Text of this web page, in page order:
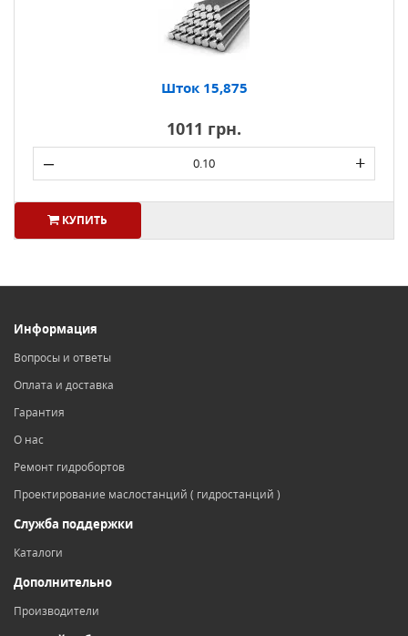
Шток 15,875
1011 грн.
– +
КУПИТЬ
Информация
Вопросы и ответы
Оплата и доставка
Гарантия
О нас
Ремонт гидробортов
Проектирование маслостанций ( гидростанций )
Служба поддержки
Каталоги
Дополнительно
Производители